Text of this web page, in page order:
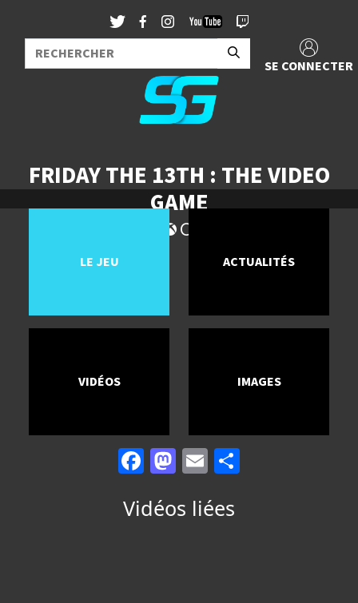
SE CONNECTER
FRIDAY THE 13TH : THE VIDEO
GAME
LE JEU ACTUALITÉS
VIDÉOS IMAGES
Facebook
Mastodon
Email
Vidéos liées